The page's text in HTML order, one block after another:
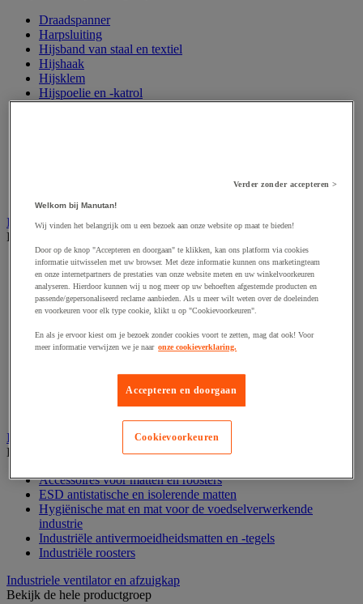
Draadspanner
Harpsluiting
Hijsband van staal en textiel
Hijshaak
Hijsklem
Hijspoelie en -katrol
Hijsring
Industriële en magazijnstellingen
Bekijk de hele productgroep
Doorschuifstelling en doorrolstelling
Draagarmstelling voor lange lasten
Entresol voor magazijn
Lichte stelling
Palletstelling
Rek voor haspels en spoelen
Industriële mat, tegel en rooster
Bekijk de hele productgroep
Accessoires voor matten en roosters
ESD antistatische en isolerende matten
Hygiënische mat en mat voor de voedselverwerkende
industrie
Industriële antivermoeidheidsmatten en -tegels
Industriële roosters
Industriele ventilator en afzuigkap
Bekijk de hele productgroep
Verder zonder accepteren >
Welkom bij Manutan!
Wij vinden het belangrijk om u een bezoek aan onze website op maat te bieden!
Door op de knop "Accepteren en doorgaan" te klikken, kan ons platform via cookies
informatie uitwisselen met uw browser. Met deze informatie kunnen ons marketingteam
en onze internetpartners de prestaties van onze website meten en uw winkelvoorkeuren
analyseren. Hierdoor kunnen wij u nog meer op uw behoeften afgestemde producten en
passende/gepersonaliseerd reclame aanbieden. Als u meer wilt weten over de doeleinden
en voorkeuren voor elk type cookie, klikt u op "Cookievoorkeuren".
En als je ervoor kiest om je bezoek zonder cookies voort te zetten, mag dat ook! Voor
meer informatie verwijzen we je naar onze cookieverklaring.
Accepteren en doorgaan
Cookievoorkeuren